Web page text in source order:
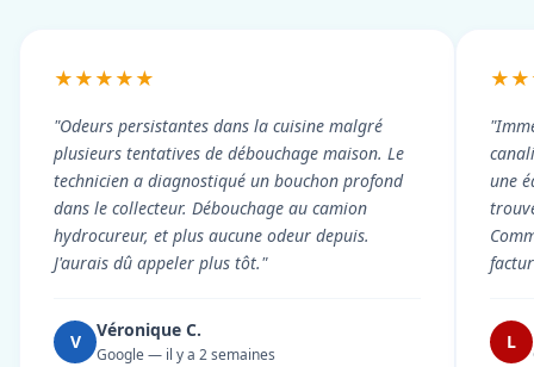
★★★★★
"Odeurs persistantes dans la cuisine malgré
plusieurs tentatives de débouchage maison. Le
technicien a diagnostiqué un bouchon profond
dans le collecteur. Débouchage au camion
hydrocureur, et plus aucune odeur depuis.
J'aurais dû appeler plus tôt."
V
Véronique C.
Google — il y a 2 semaines
une
L